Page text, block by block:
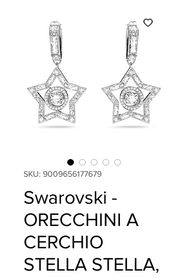
SKU: 9009656177679
Swarovski -
ORECCHINI A
CERCHIO
STELLA STELLA,